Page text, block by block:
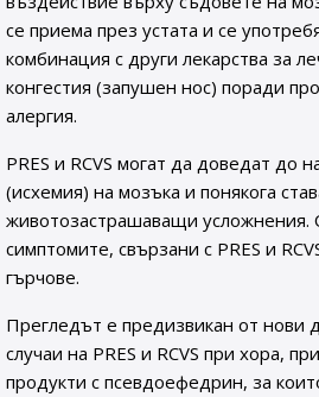
се приема през устата и се
комбинация с други лекарства за
конгестия (запушен нос) поради
алергия.
PRES и RCVS могат да доведат до
(исхемия) на мозъка и понякога
животозастрашаващи усложнения.
симптомите, свързани с PRES и
гърчове.
Прегледът е предизвикан от нови
случаи на PRES и RCVS при хора,
продукти с псевдоефедрин, за